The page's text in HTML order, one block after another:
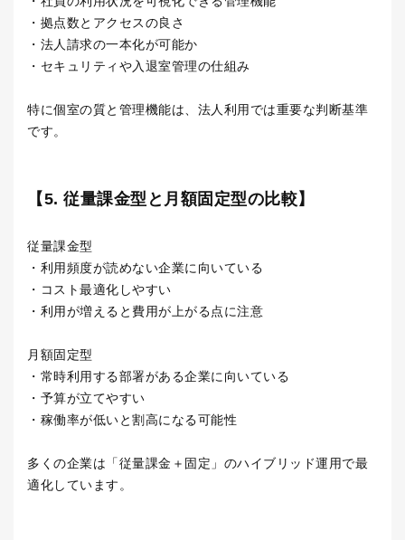
・拠点数とアクセスの良さ
・法人請求の一本化が可能か
・セキュリティや入退室管理の仕組み
特に個室の質と管理機能は、法人利用では重要な判断基準
です。
【5. 従量課金型と月額固定型の比較】
従量課金型
・利用頻度が読めない企業に向いている
・コスト最適化しやすい
・利用が増えると費用が上がる点に注意
月額固定型
・常時利用する部署がある企業に向いている
・予算が立てやすい
・稼働率が低いと割高になる可能性
多くの企業は「従量課金＋固定」のハイブリッド運用で最
適化しています。